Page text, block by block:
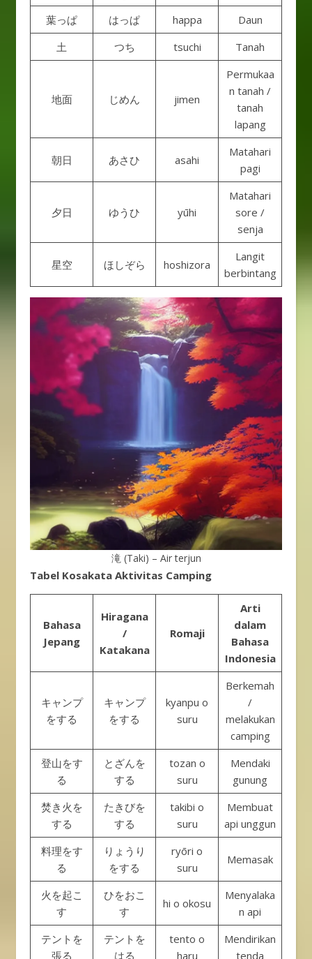
葉っぱ
はっぱ happa
Daun
土
つち tsuchi Tanah
地面 じめん jimen
Permukaa
n tanah /
tanah
lapang
朝日 あさひ asahi
Matahari
pagi
夕日 ゆうひ yūhi
Matahari
sore /
senja
星空 ほしぞら hoshizora
Langit
berbintang
滝 (Taki) – Air terjun
Tabel Kosakata Aktivitas Camping
Bahasa
Jepang
Hiragana
/
Katakana
Romaji
Arti
dalam
Bahasa
Indonesia
キャンプ
をする
キャンプ
をする
kyanpu o
suru
Berkemah
/
melakukan
camping
登山をす
る
とざんを
する
tozan o
suru
Mendaki
gunung
焚き火を
する
たきびを
する
takibi o
suru
Membuat
api unggun
料理をす
る
りょうり
をする
ryōri o
suru
Memasak
火を起こ
す
ひをおこ
す
hi o okosu
Menyalaka
n api
テントを
張る
テントを
はる
tento o
haru
Mendirikan
tenda